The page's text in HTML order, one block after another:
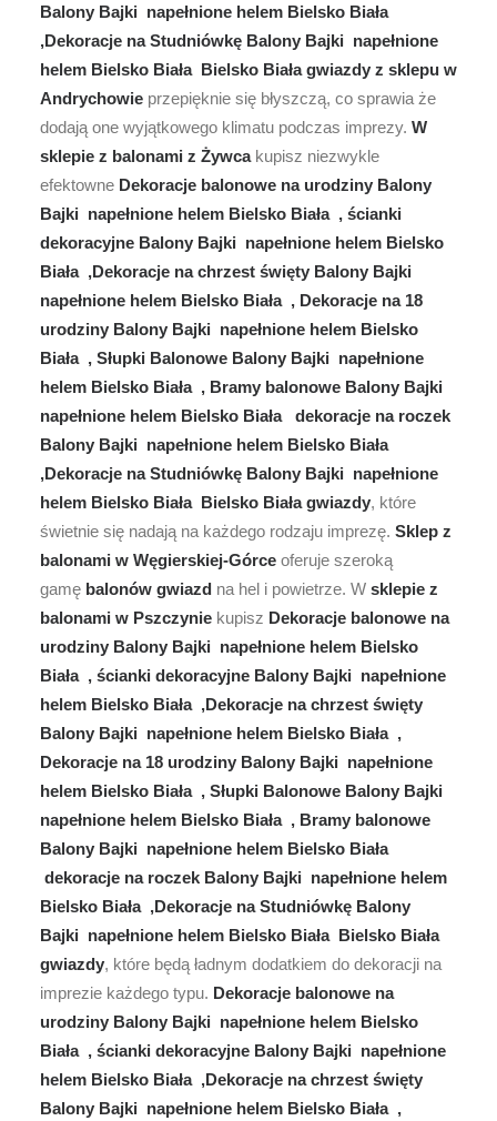
Balony Bajki napełnione helem Bielsko Biała
,Dekoracje na Studniówkę Balony Bajki napełnione
helem Bielsko Biała Bielsko Biała gwiazdy z sklepu w
Andrychowie przepięknie się błyszczą, co sprawia że
dodają one wyjątkowego klimatu podczas imprezy. W
sklepie z balonami z Żywcakupisz niezwykle
efektowne Dekoracje balonowe na urodziny Balony
Bajki napełnione helem Bielsko Biała , ścianki
dekoracyjne Balony Bajki napełnione helem Bielsko
Biała ,Dekoracje na chrzest święty Balony Bajki
napełnione helem Bielsko Biała , Dekoracje na 18
urodziny Balony Bajki napełnione helem Bielsko
Biała , Słupki Balonowe Balony Bajki napełnione
helem Bielsko Biała , Bramy balonowe Balony Bajki
napełnione helem Bielsko Biała dekoracje na roczek
Balony Bajki napełnione helem Bielsko Biała
,Dekoracje na Studniówkę Balony Bajki napełnione
helem Bielsko Biała Bielsko Biała gwiazdy, które
świetnie się nadają na każdego rodzaju imprezę. Sklep z
balonami w Węgierskiej-Górce oferuje szeroką
gamę balonów gwiazd na hel i powietrze. W sklepie z
balonami w Pszczynie kupisz Dekoracje balonowe na
urodziny Balony Bajki napełnione helem Bielsko
Biała , ścianki dekoracyjne Balony Bajki napełnione
helem Bielsko Biała ,Dekoracje na chrzest święty
Balony Bajki napełnione helem Bielsko Biała ,
Dekoracje na 18 urodziny Balony Bajki napełnione
helem Bielsko Biała , Słupki Balonowe Balony Bajki
napełnione helem Bielsko Biała , Bramy balonowe
Balony Bajki napełnione helem Bielsko Biała
dekoracje na roczek Balony Bajki napełnione helem
Bielsko Biała ,Dekoracje na Studniówkę Balony
Bajki napełnione helem Bielsko Biała Bielsko Biała
gwiazdy, które będą ładnym dodatkiem do dekoracji na
imprezie każdego typu. Dekoracje balonowe na
urodziny Balony Bajki napełnione helem Bielsko
Biała , ścianki dekoracyjne Balony Bajki napełnione
helem Bielsko Biała ,Dekoracje na chrzest święty
Balony Bajki napełnione helem Bielsko Biała ,